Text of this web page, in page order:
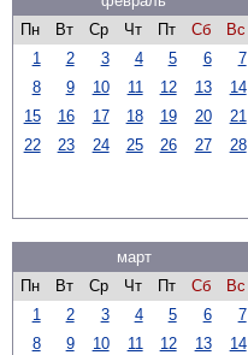
Пн
Вт Ср Чт Пт Сб
Вс
1
2 3 4 5 6
7
8
9 10 11 12 13
14
15
16 17 18 19 20
21
22
23 24 25 26 27 28
март
Пн
Вт Ср Чт Пт Сб
Вс
1
2 3 4 5 6
7
8
9 10 11 12 13
14